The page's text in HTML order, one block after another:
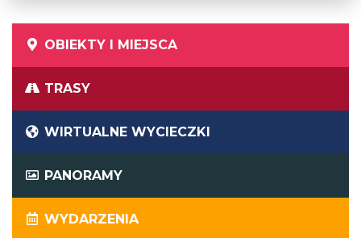
OBIEKTY I MIEJSCA
TRASY
WIRTUALNE WYCIECZKI
PANORAMY
WYDARZENIA